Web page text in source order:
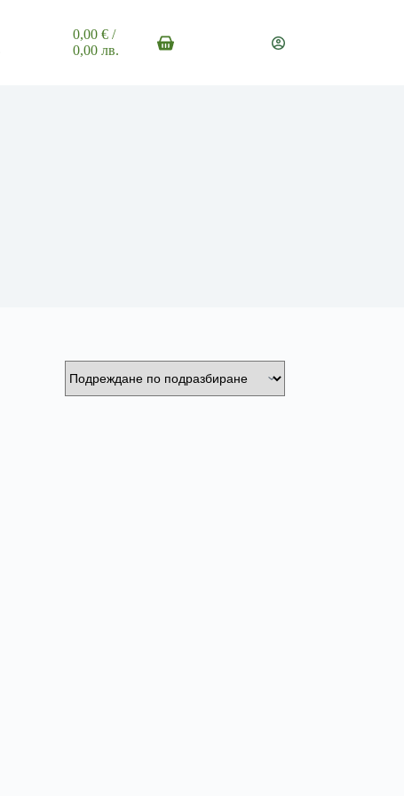
Shopping
0,00 €/
0,00 лв.